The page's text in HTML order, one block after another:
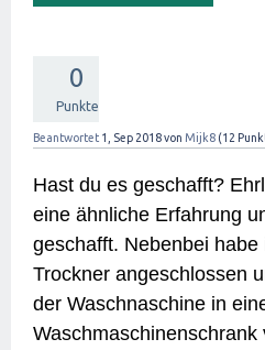
0
Punkte
Beantwortet 1, Sep 2018von Mijk8 (12
Hast du es geschafft?
eine ähnliche Erfahrung
geschafft. Nebenbei habe
Trockner angeschlossen
der Waschnaschine in
Waschmaschinenschrank